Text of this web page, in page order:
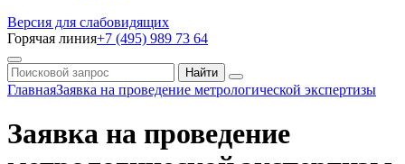
Версия для слабовидящих
Горячая линия+7 (495) 989 73 64
ГлавнаяЗаявка на проведение метрологической экспертизы
Заявка на проведение